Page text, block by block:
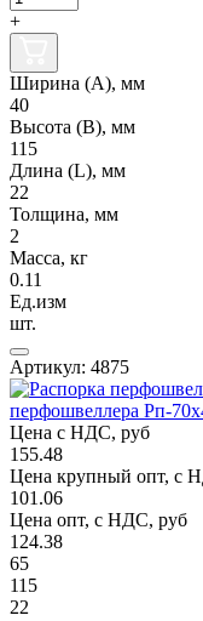
+
Ширина (А), мм
40
Высота (В), мм
115
Длина (L), мм
22
Толщина, мм
2
Масса, кг
0.11
Ед.изм
шт.
Артикул: 4875
перфошвеллера Рп-
Цена с НДС, руб
155.48
Цена крупный опт, с
101.06
Цена опт, с НДС, руб
124.38
65
115
22